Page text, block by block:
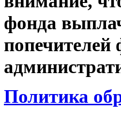
фонда
попечителей
Политика